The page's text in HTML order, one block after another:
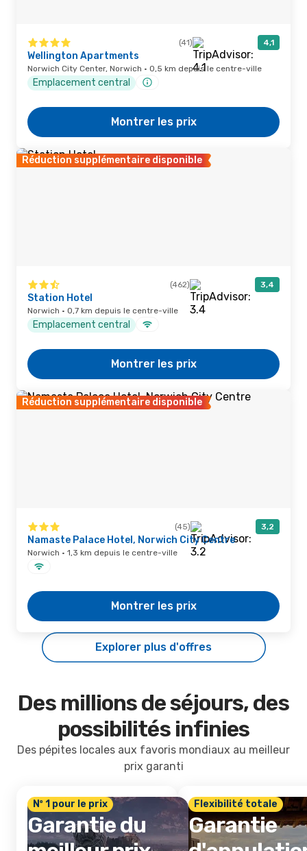
(41) 4,1
Wellington Apartments
Norwich City Center, Norwich · 0,5 km depuis le centre-ville
Emplacement central
Montrer les prix
Réduction supplémentaire disponible
(462) 3,4
Station Hotel
Norwich · 0,7 km depuis le centre-ville
Emplacement central
Montrer les prix
Réduction supplémentaire disponible
(45) 3,2
Namaste Palace Hotel, Norwich City Centre
Norwich · 1,3 km depuis le centre-ville
Montrer les prix
Explorer plus d'offres
Des millions de séjours, des
possibilités infinies
Des pépites locales aux favoris mondiaux au meilleur
prix garanti
Nº 1 pour le prix
Garantie du
Flexibilité totale
Garantie